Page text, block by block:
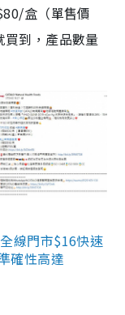
盒（單售價
到，產品數量
線門市$16快速
確性高達